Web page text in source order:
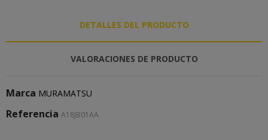
DETALLES DEL PRODUCTO
VALORACIONES DE PRODUCTO
Marca MURAMATSU
Referencia A18JB01AA